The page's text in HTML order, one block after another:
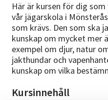
Här är kursen för dig
vår jägarskola i
som krävs. Den som ska
kunskap om mycket mer
exempel om djur, natur
jakthundar och
kunskap om vilka
Kursinnehåll